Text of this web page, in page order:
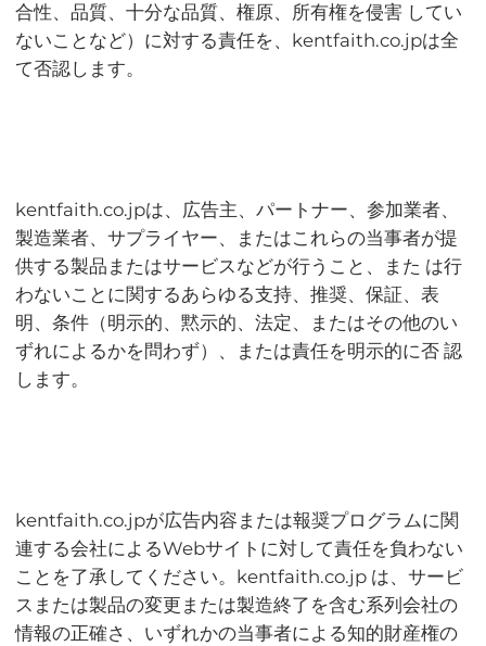
合性、品質、十分な品質、権原、所有権を侵害 してい
ないことなど）に対する責任を、kentfaith.co.jpは全
て否認します。
kentfaith.co.jpは、広告主、パートナー、参加業者、
製造業者、サプライヤー、またはこれらの当事者が提
供する製品またはサービスなどが行うこと、また は行
わないことに関するあらゆる支持、推奨、保証、表
明、条件（明示的、黙示的、法定、またはその他のい
ずれによるかを問わず）、または責任を明示的に否 認
します。
kentfaith.co.jpが広告内容または報奨プログラムに関
連する会社によるWebサイトに対して責任を負わない
ことを了承してください。kentfaith.co.jp は、サービ
スまたは製品の変更または製造終了を含む系列会社の
情報の正確さ、いずれかの当事者による知的財産権の